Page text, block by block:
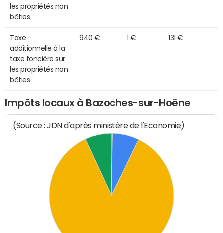
les propriétés non
bâties
Taxe
additionnelle à la
taxe foncière sur
les propriétés non
bâties
940 € 1 € 131 €
Impôts locaux à Bazoches-sur-Hoëne
(Source : JDN d'après ministère de l'Economie)